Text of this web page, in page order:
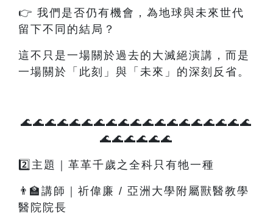
👉 我們是否仍有機會，為地球與未來世代
留下不同的結局？
這不只是一場關於過去的大滅絕演講，而是
一場關於「此刻」與「未來」的深刻反省。
🌊🌊🌊🌊🌊🌊🌊🌊🌊🌊🌊🌊🌊🌊🌊🌊🌊🌊🌊
🌊🌊🌊🌊🌊🌊
2️⃣主題｜革革千歲之全科只有牠一種
👨‍🏫講師｜祈偉廉 / 亞洲大學附屬獸醫教學
醫院院長